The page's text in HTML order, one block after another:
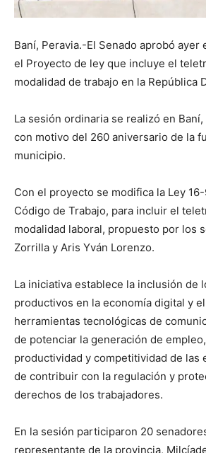
Baní, Peravia.-El Senado aprobó ayer
el Proyecto de ley que incluye el
modalidad de trabajo en la República
La sesión ordinaria se realizó en
con motivo del 260 aniversario de la
municipio.
Con el proyecto se modifica la Ley
Código de Trabajo, para incluir el
modalidad laboral, propuesto por los
Zorrilla y Aris Yván Lorenzo.
La iniciativa establece la inclusión de
productivos en la economía digital y
herramientas tecnológicas de
de potenciar la generación de
productividad y competitividad de las
de contribuir con la regulación y
derechos de los trabajadores.
En la sesión participaron 20
representante de la provincia,